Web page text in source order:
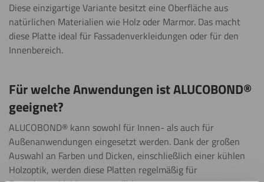
Diese einzigartige Variante besitzt eine Oberfläche aus
natürlichen Materialien wie Holz oder Marmor. Das macht
diese Platte ideal für Fassadenverkleidungen oder für den
Innenbereich.
Für welche Anwendungen ist ALUCOBOND®
geeignet?
ALUCOBOND® kann sowohl für Innen- als auch für
Außenanwendungen eingesetzt werden. Dank der großen
Auswahl an Farben und Dicken, einschließlich einer kühlen
Holzoptik, werden diese Platten regelmäßig für